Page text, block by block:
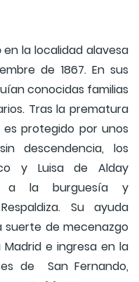
la localidad alavesa
de 1867. En sus
conocidas familias
Tras la prematura
protegido por unos
descendencia, los
y Luisa de Alday
a la burguesía y
Su ayuda
de mecenazgo
e ingresa en la
de San Fernando,